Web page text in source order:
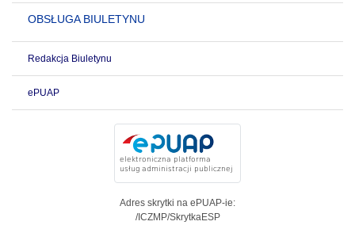
OBSŁUGA BIULETYNU
Redakcja Biuletynu
ePUAP
Adres skrytki na ePUAP-ie:
/ICZMP/SkrytkaESP